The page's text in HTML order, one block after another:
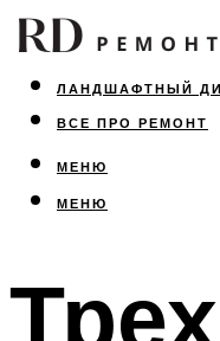
ОСВЕЩЕНИЕ
ДИЗАЙН
ЛАНДШАФТНЫЙ
ВСЕ ПРО РЕМОНТ
МЕНЮ
МЕНЮ